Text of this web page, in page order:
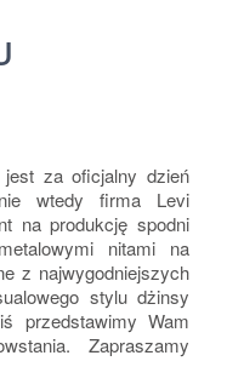
za oficjalny dzień
wtedy firma Levi
na produkcję spodni
nitami na
z najwygodniejszych
stylu dżinsy
przedstawimy Wam
Zapraszamy